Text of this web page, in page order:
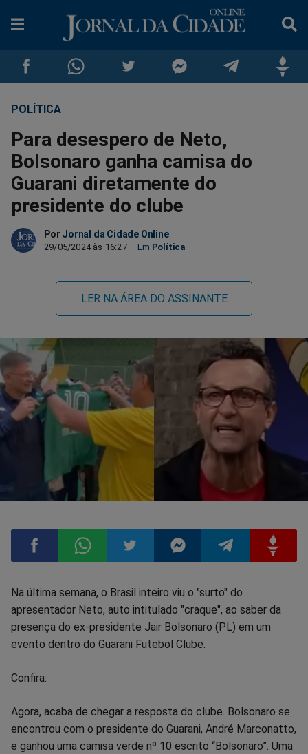
Compartilhar
no
Facebook
Compartilhar
no
Whatsapp
no
Twitter
no
Messenger
no
Telegram
POLÍTICA
Para desespero de Neto,
Bolsonaro ganha camisa do
Guarani diretamente do
presidente do clube
Por Jornal da Cidade Online
29/05/2024 às 16:27 Política
LER NA ÁREA DO ASSINANTE
Compartilhar
no
Compartilhar
no
Compartilhar
no
Compartilhar
no
Compartilhar
no
no
Na última semana, o Brasil inteiro viu o "surto" do
apresentador Neto, auto intitulado "craque", ao saber da
presença do ex-presidente Jair Bolsonaro (PL) em um
evento dentro do Guarani Futebol Clube.
Confira:
Agora, acaba de chegar a resposta do clube. Bolsonaro se
encontrou com o presidente do Guarani, André Marconatto,
e ganhou uma camisa verde nº 10 escrito “Bolsonaro”. Uma